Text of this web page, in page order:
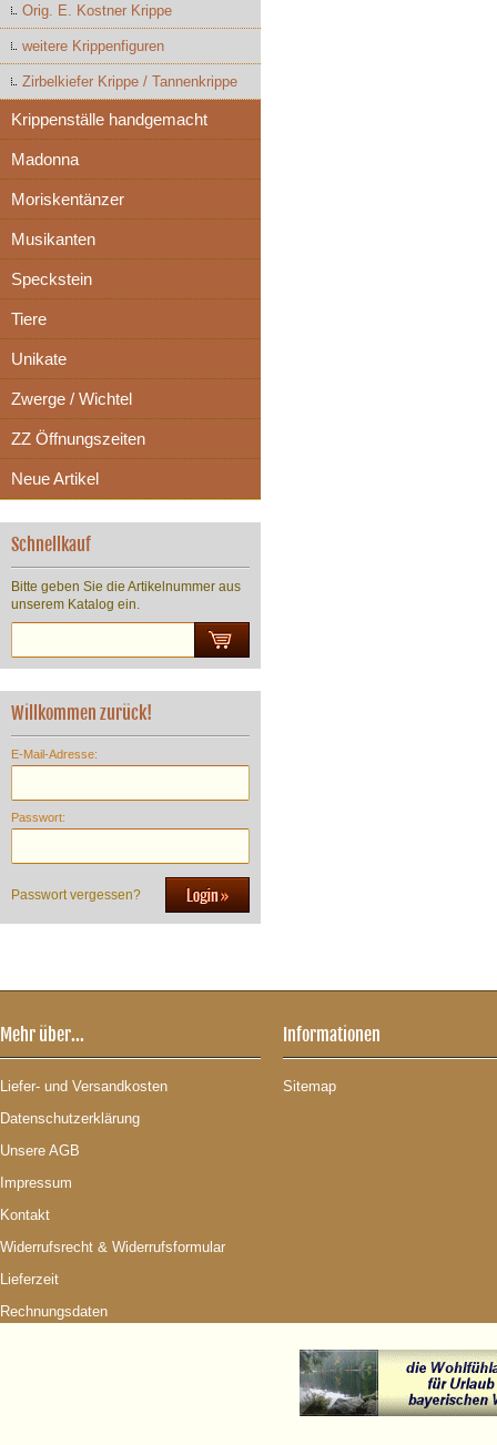
Orig. E. Kostner Krippe
weitere Krippenfiguren
Zirbelkiefer Krippe / Tannenkrippe
Krippenställe handgemacht
Madonna
Moriskentänzer
Musikanten
Speckstein
Tiere
Unikate
Zwerge / Wichtel
ZZ Öffnungszeiten
Neue Artikel
Schnellkauf
Bitte geben Sie die Artikelnummer aus
unserem Katalog ein.
Willkommen zurück!
E-Mail-Adresse:
Passwort:
Passwort vergessen?
Mehr über...
Liefer- und Versandkosten
Datenschutzerklärung
Unsere AGB
Impressum
Kontakt
Widerrufsrecht & Widerrufsformular
Lieferzeit
Rechnungsdaten
Informationen
Sitemap